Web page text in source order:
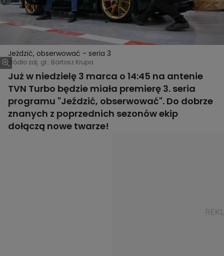
Jeździć, obserwować - seria 3
Źródło zdj. gł.: Bartosz Krupa
Już w niedzielę 3 marca o 14:45 na antenie
TVN Turbo będzie miała premierę 3. seria
programu "Jeździć, obserwować". Do dobrze
znanych z poprzednich sezonów ekip
dołączą nowe twarze!